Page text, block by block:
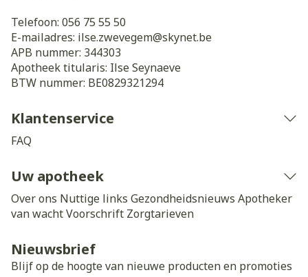
Telefoon: 056 75 55 50
E-mailadres: ilse.zwevegem@skynet.be
APB nummer: 344303
Apotheek titularis: Ilse Seynaeve
BTW nummer: BE0829321294
Klantenservice
FAQ
Uw apotheek
Over ons Nuttige links Gezondheidsnieuws Apotheker
van wachtVoorschrift Zorgtarieven
Nieuwsbrief
Blijf op de hoogte van nieuwe producten en promoties